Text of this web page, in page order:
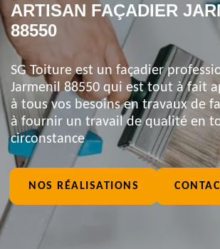
ARTISAN FAÇADIER
88550
SG Toiture est un façadier
Jarmenil 88550 qui est tout à fait
à tous vos besoins en travaux de
à fournir un travail de qualité en
circonstance
NOS RÉALISATIONS